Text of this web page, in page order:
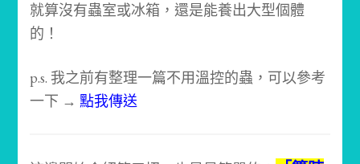
就算沒有蟲室或冰箱，還是能養出大型個體
的！
p.s. 我之前有整理一篇不用溫控的蟲，可以參考
一下 → 點我傳送